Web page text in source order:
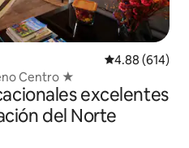
Calificación
4.88 (614)
Centro ★
excelentes
del Norte